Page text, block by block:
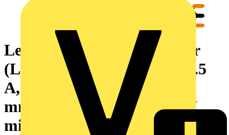
Leiterplattensteckverbinder
(Leiteranschluss), 160 V, 17.5
A, Raster in mm: 3.50, 1.5
mm², Polzahl: 15, PUSH IN
mit Betätigungselement, Box